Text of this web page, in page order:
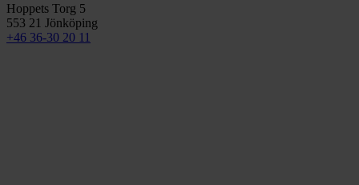
Hoppets Torg 5
553 21 Jönköping
+46 36-30 20 11